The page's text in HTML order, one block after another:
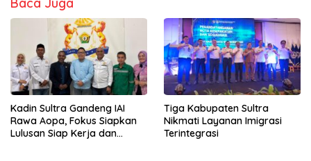
Baca Juga
Kadin Sultra Gandeng IAI
Rawa Aopa, Fokus Siapkan
Lulusan Siap Kerja dan
Tiga Kabupaten Sultra
Nikmati Layanan Imigrasi
Terintegrasi